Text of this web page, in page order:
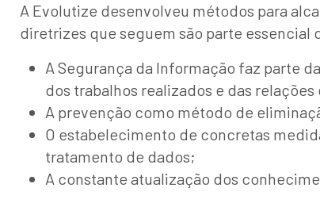
A Evolutize desenvolveu métodos para
diretrizes que seguem são parte essencial
A Segurança da Informação faz parte
dos trabalhos realizados e das
A prevenção como método de
O estabelecimento de concretas
tratamento de dados;
A constante atualização dos